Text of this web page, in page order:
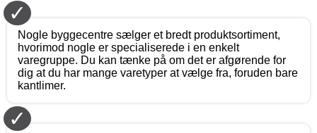
✓
Nogle byggecentre sælger et bredt produktsortiment,
hvorimod nogle er specialiserede i en enkelt
varegruppe. Du kan tænke på om det er afgørende for
dig at du har mange varetyper at vælge fra, foruden bare
kantlimer.
✓